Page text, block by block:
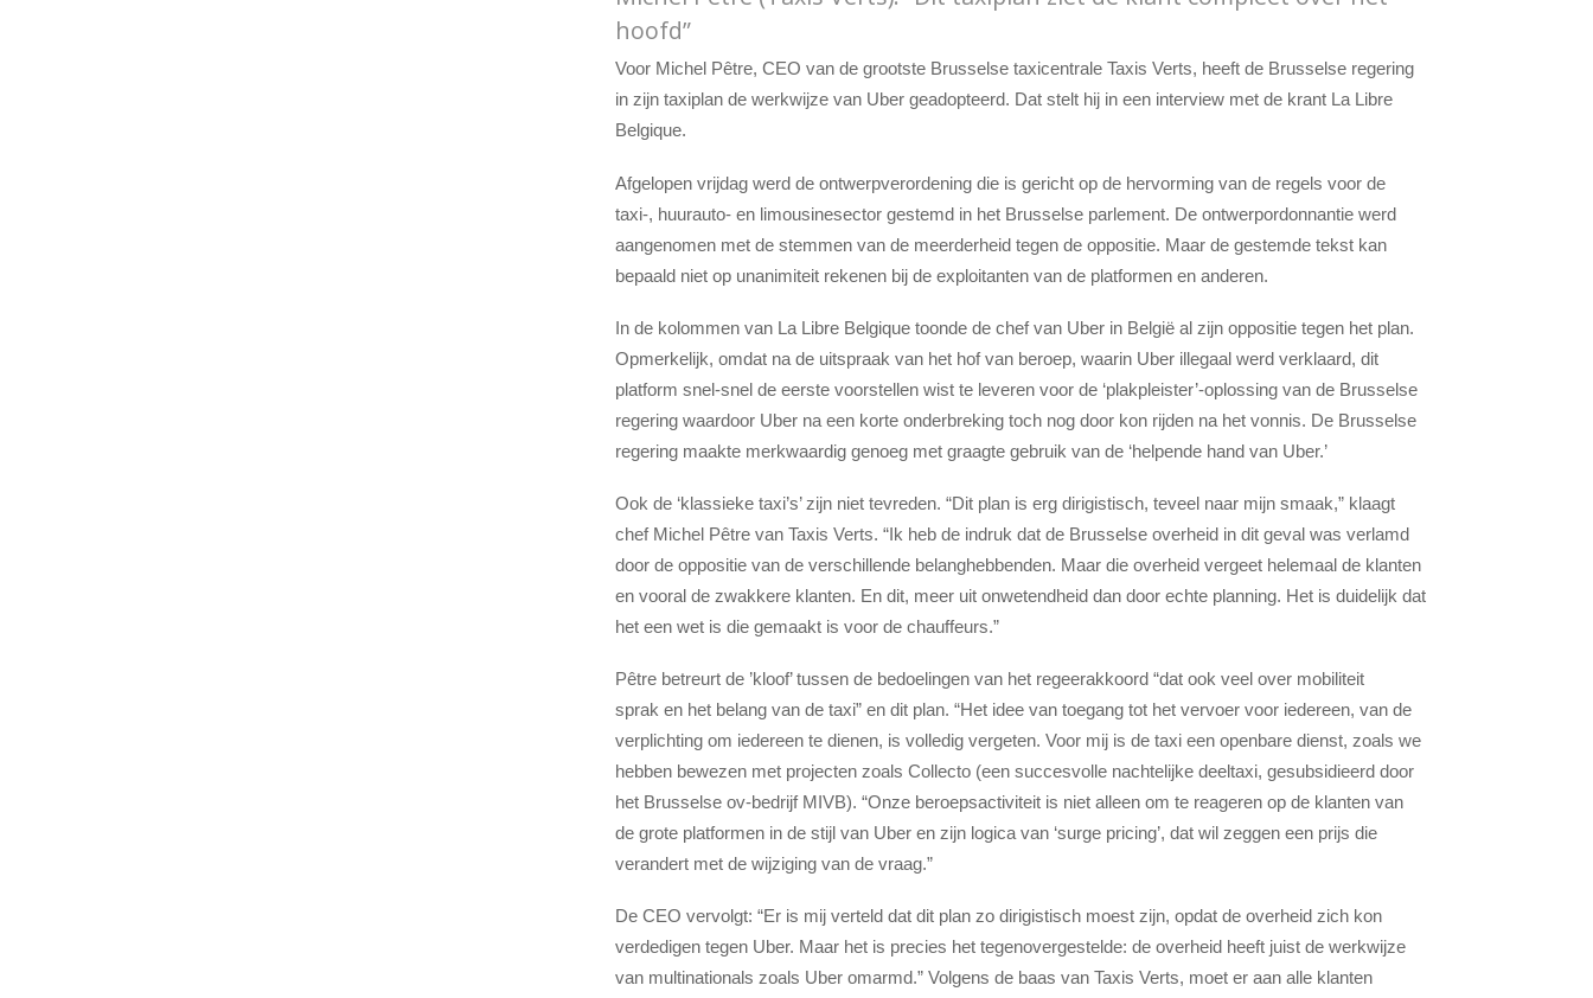
hoofd”
Voor Michel Pêtre, CEO van de grootste Brusselse taxicentrale Taxis Verts, heeft de Brusselse regering
in zijn taxiplan de werkwijze van Uber geadopteerd. Dat stelt hij in een interview met de krant La Libre
Belgique.
Afgelopen vrijdag werd de ontwerpverordening die is gericht op de hervorming van de regels voor de
taxi-, huurauto- en limousinesector gestemd in het Brusselse parlement. De ontwerpordonnantie werd
aangenomen met de stemmen van de meerderheid tegen de oppositie. Maar de gestemde tekst kan
bepaald niet op unanimiteit rekenen bij de exploitanten van de platformen en anderen.
In de kolommen van La Libre Belgique toonde de chef van Uber in België al zijn oppositie tegen het plan.
Opmerkelijk, omdat na de uitspraak van het hof van beroep, waarin Uber illegaal werd verklaard, dit
platform snel-snel de eerste voorstellen wist te leveren voor de ‘plakpleister’-oplossing van de Brusselse
regering waardoor Uber na een korte onderbreking toch nog door kon rijden na het vonnis. De Brusselse
regering maakte merkwaardig genoeg met graagte gebruik van de ‘helpende hand van Uber.’
Ook de ‘klassieke taxi’s’ zijn niet tevreden. “Dit plan is erg dirigistisch, teveel naar mijn smaak,” klaagt
chef Michel Pêtre van Taxis Verts. “Ik heb de indruk dat de Brusselse overheid in dit geval was verlamd
door de oppositie van de verschillende belanghebbenden. Maar die overheid vergeet helemaal de klanten
en vooral de zwakkere klanten. En dit, meer uit onwetendheid dan door echte planning. Het is duidelijk dat
het een wet is die gemaakt is voor de chauffeurs.”
Pêtre betreurt de ’kloof’ tussen de bedoelingen van het regeerakkoord “dat ook veel over mobiliteit
sprak en het belang van de taxi” en dit plan. “Het idee van toegang tot het vervoer voor iedereen, van de
verplichting om iedereen te dienen, is volledig vergeten. Voor mij is de taxi een openbare dienst, zoals we
hebben bewezen met projecten zoals Collecto (een succesvolle nachtelijke deeltaxi, gesubsidieerd door
het Brusselse ov-bedrijf MIVB). “Onze beroepsactiviteit is niet alleen om te reageren op de klanten van
de grote platformen in de stijl van Uber en zijn logica van ‘surge pricing’, dat wil zeggen een prijs die
verandert met de wijziging van de vraag.”
De CEO vervolgt: “Er is mij verteld dat dit plan zo dirigistisch moest zijn, opdat de overheid zich kon
verdedigen tegen Uber. Maar het is precies het tegenovergestelde: de overheid heeft juist de werkwijze
van multinationals zoals Uber omarmd.” Volgens de baas van Taxis Verts, moet er aan alle klanten